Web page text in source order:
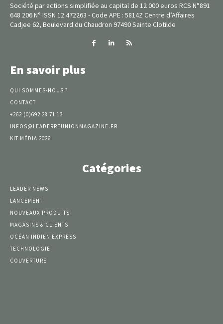
Société par actions simplifiée au capital de 12 000 euros RCS N°891
648 206 N° ISSN 12 472263 - Code APE : 5814Z Centre d’Affaires
Cadjee 62, Boulevard du Chaudron 97490 Sainte Clotilde
En savoir plus
QUI SOMMES-NOUS ?
CONTACT
+262 (0)692 28 71 13
INFOS@LEADERREUNIONMAGAZINE.FR
KIT MÉDIA 2026
Catégories
LEADER NEWS
LANCEMENT
NOUVEAUX PRODUITS
MAGASINS & CLIENTS
OCÉAN INDIEN EXPRESS
TECHNOLOGIE
COUVERTURE